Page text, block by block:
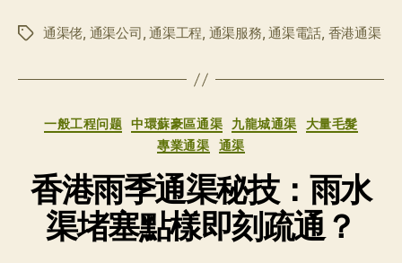
标
通渠佬, 通渠公司,通渠工程, 通渠服務,通渠電話, 香港通渠
分
类
一般工程问题 中環蘇豪區通渠 九龍城通渠
大量毛髮
專業通渠
通渠
香港雨季通渠秘技：雨水
渠堵塞點樣即刻疏通？